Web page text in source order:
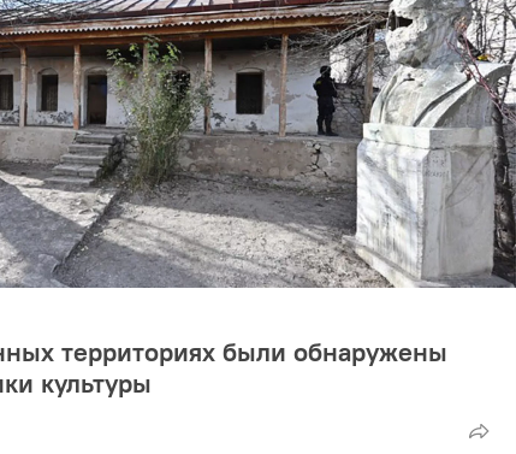
территориях были обнаружены
культуры